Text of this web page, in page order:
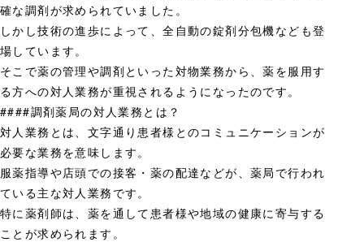
確な調剤が求められていました。
しかし技術の進歩によって、全自動の錠剤分包機なども登
場しています。
そこで薬の管理や調剤といった対物業務から、薬を服用す
る方への対人業務が重視されるようになったのです。
####調剤薬局の対人業務とは？
対人業務とは、文字通り患者様とのコミュニケーションが
必要な業務を意味します。
服薬指導や店頭での接客・薬の配達などが、薬局で行われ
ている主な対人業務です。
特に薬剤師は、薬を通して患者様や地域の健康に寄与する
ことが求められます。